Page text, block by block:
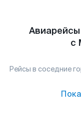
с
Рейсы в соседние